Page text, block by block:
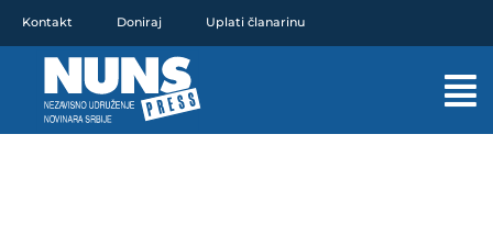
sadržaj
Kontakt Doniraj Uplati članarinu